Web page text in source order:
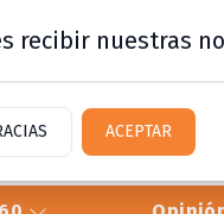
recibir nuestras
ACEPTAR